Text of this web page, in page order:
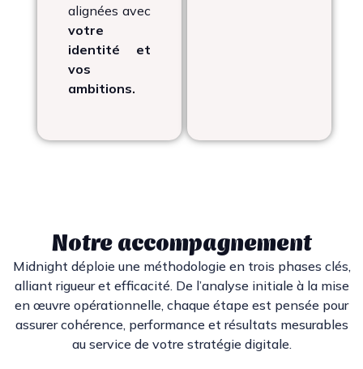
alignées avec
votre
identité et
vos
ambitions.
Notre accompagnement
Midnight déploie une méthodologie en trois phases clés,
alliant rigueur et efficacité. De l’analyse initiale à la mise
en œuvre opérationnelle, chaque étape est pensée pour
assurer cohérence, performance et résultats mesurables
au service de votre stratégie digitale.